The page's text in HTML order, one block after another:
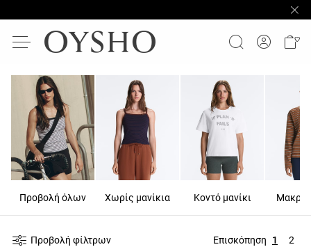
Προβολή όλων Χωρίς μανίκια Κοντό μανίκι Μακρύ
Προβολή φίλτρων Επισκόπηση 1 2